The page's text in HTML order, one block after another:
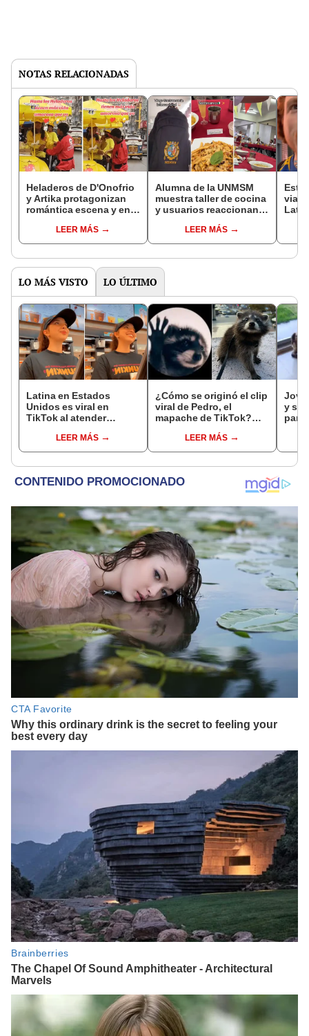
NOTAS RELACIONADAS
Heladeros de D'Onofrio
y Artika protagonizan
romántica escena y en
con la competencia”
LEER MÁS
Alumna de la UNMSM
muestra taller de cocina
y usuarios reaccionan:
LEER MÁS
viajó
LO MÁS VISTO LO ÚLTIMO
Latina en Estados
Unidos es viral en
TikTok al atender
inglés: "Sin miedo al
éxito"
LEER MÁS
¿Cómo se originó el clip
viral de Pedro, el
mapache de TikTok?
historiaLEER MÁS
y su
para